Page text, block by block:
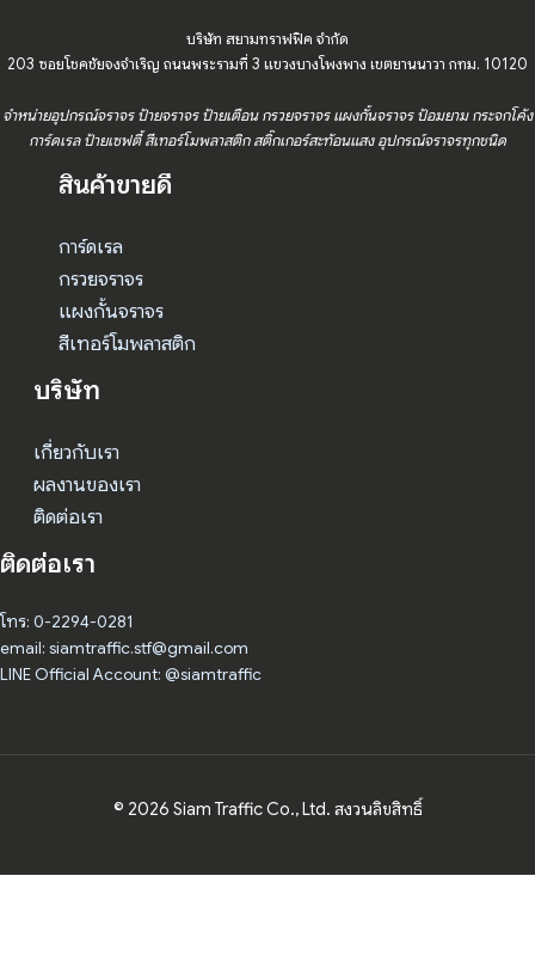
บริษัท สยามทราฟฟิค จำกัด
203 ซอยโชคชัยจงจำเริญ ถนนพระรามที่ 3 แขวงบางโพงพาง เขตยานนาวา กทม. 10120
จำหน่ายอุปกรณ์จราจร ป้ายจราจร ป้ายเตือน กรวยจราจร แผงกั้นจราจร ป้อมยาม กระจกโค้ง
การ์ดเรล ป้ายเซฟตี้ สีเทอร์โมพลาสติก สติ๊กเกอร์สะท้อนแสง อุปกรณ์จราจรทุกชนิด
สินค้าขายดี
การ์ดเรล
กรวยจราจร
แผงกั้นจราจร
สีเทอร์โมพลาสติก
บริษัท
เกี่ยวกับเรา
ผลงานของเรา
ติดต่อเรา
ติดต่อเรา
โทร: 0-2294-0281
email: siamtraffic.stf@gmail.com
LINE Official Account: @siamtraffic
© 2026 Siam Traffic Co., Ltd. สงวนลิขสิทธิ์